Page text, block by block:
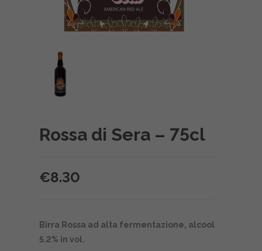
Rossa di Sera – 75cl
€8.30
Birra Rossa ad alta fermentazione, alcool
5.2% in vol.